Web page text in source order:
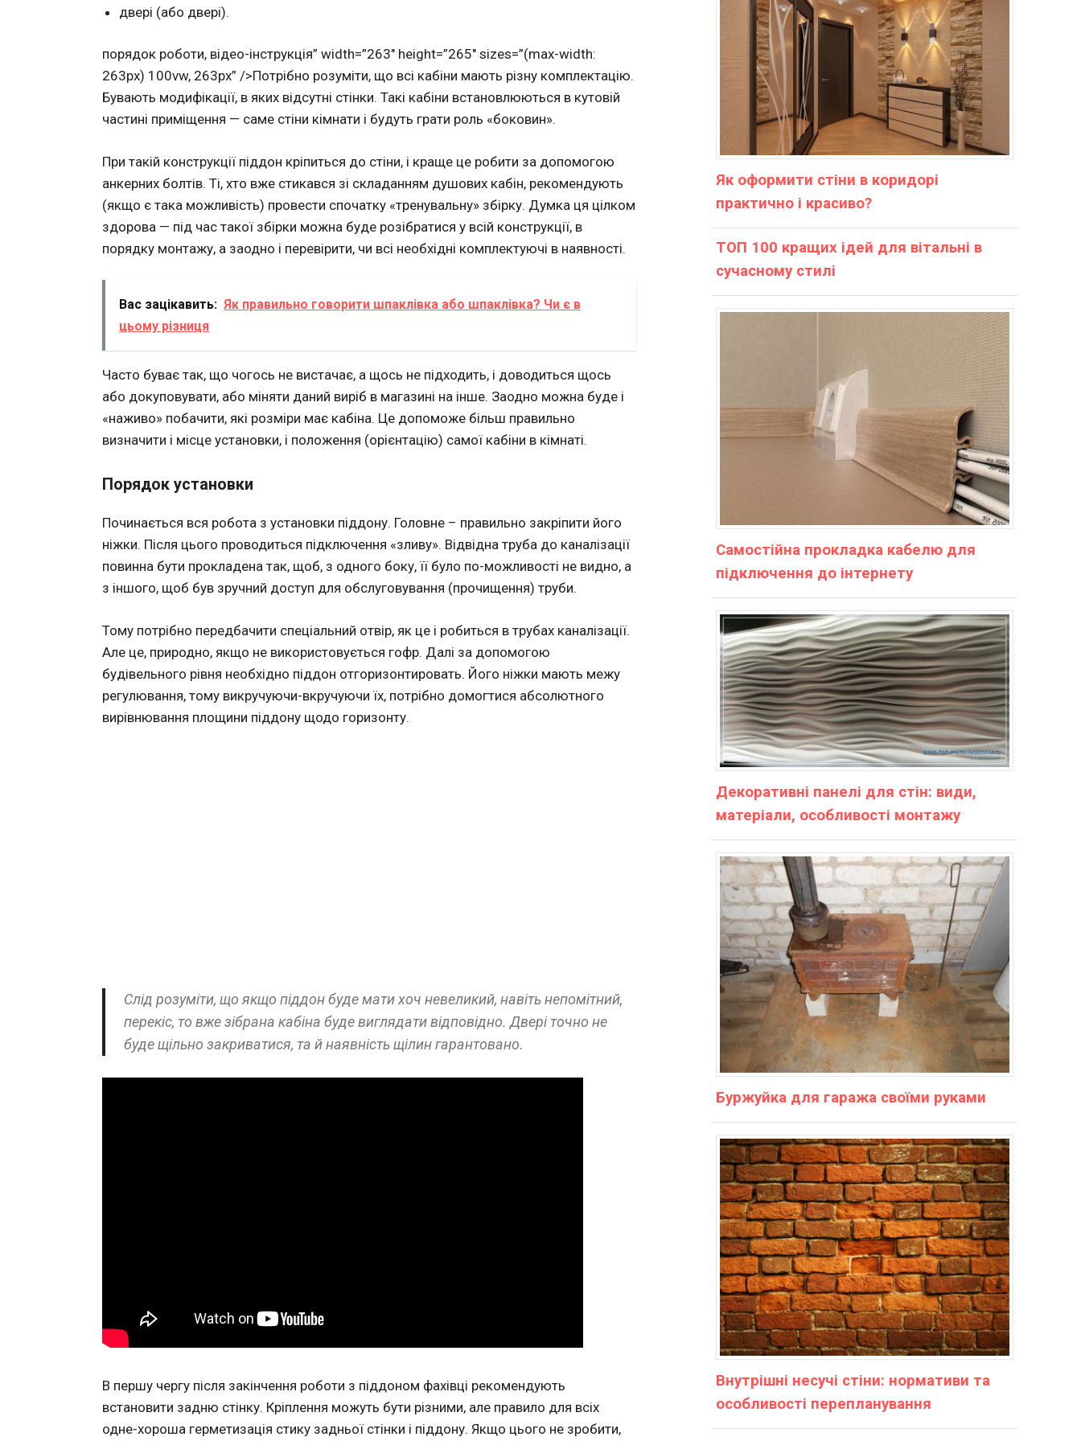
двері (або двері).
порядок роботи, відео-інструкція” width=”263″ height=”265″ sizes=”(max-width:
263px) 100vw, 263px” />Потрібно розуміти, що всі кабіни мають різну комплектацію.
Бувають модифікації, в яких відсутні стінки. Такі кабіни встановлюються в кутовій
частині приміщення — саме стіни кімнати і будуть грати роль «боковин».
При такій конструкції піддон кріпиться до стіни, і краще це робити за допомогою
анкерних болтів. Ті, хто вже стикався зі складанням душових кабін, рекомендують
(якщо є така можливість) провести спочатку «тренувальну» збірку. Думка ця цілком
здорова — під час такої збірки можна буде розібратися у всій конструкції, в
порядку монтажу, а заодно і перевірити, чи всі необхідні комплектуючі в наявності.
Вас зацікавить: Як правильно говорити шпаклівка або шпаклівка? Чи є в
цьому різниця
Часто буває так, що чогось не вистачає, а щось не підходить, і доводиться щось
або докуповувати, або міняти даний виріб в магазині на інше. Заодно можна буде і
«наживо» побачити, які розміри має кабіна. Це допоможе більш правильно
визначити і місце установки, і положення (орієнтацію) самої кабіни в кімнаті.
Порядок установки
Починається вся робота з установки піддону. Головне – правильно закріпити його
ніжки. Після цього проводиться підключення «зливу». Відвідна труба до каналізації
повинна бути прокладена так, щоб, з одного боку, її було по-можливості не видно, а
з іншого, щоб був зручний доступ для обслуговування (прочищення) труби.
Тому потрібно передбачити спеціальний отвір, як це і робиться в трубах каналізації.
Але це, природно, якщо не використовується гофр. Далі за допомогою
будівельного рівня необхідно піддон отгоризонтировать. Його ніжки мають межу
регулювання, тому викручуючи-вкручуючи їх, потрібно домогтися абсолютного
вирівнювання площини піддону щодо горизонту.
Слід розуміти, що якщо піддон буде мати хоч невеликий, навіть непомітний,
перекіс, то вже зібрана кабіна буде виглядати відповідно. Двері точно не
буде щільно закриватися, та й наявність щілин гарантовано.
В першу чергу після закінчення роботи з піддоном фахівці рекомендують
встановити задню стінку. Кріплення можуть бути різними, але правило для всіх
одне-хороша герметизація стику задньої стінки і піддону. Якщо цього не зробити,
Як оформити стіни в коридорі
практично і красиво?
ТОП 100 кращих ідей для вітальні в
сучасному стилі
Самостійна прокладка кабелю для
підключення до інтернету
Декоративні панелі для стін: види,
матеріали, особливості монтажу
Буржуйка для гаража своїми руками
Внутрішні несучі стіни: нормативи та
особливості перепланування